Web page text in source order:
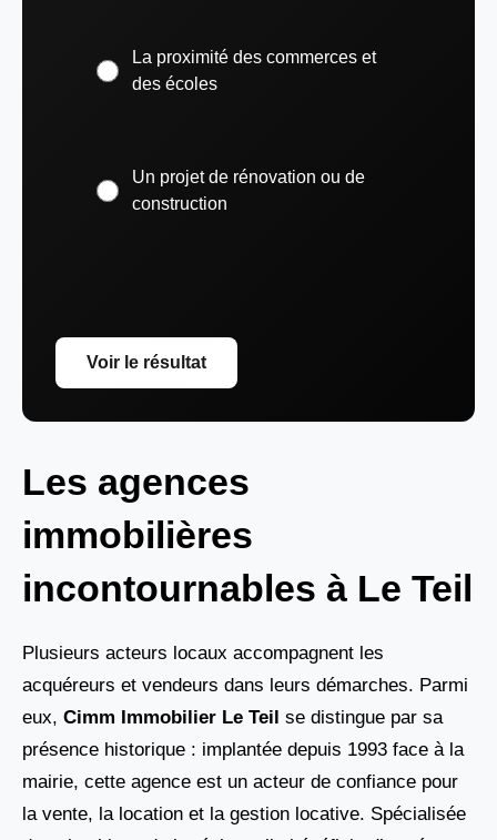
La proximité des commerces et
des écoles
Un projet de rénovation ou de
construction
Voir le résultat
Les agences
immobilières
incontournables à Le Teil
Plusieurs acteurs locaux accompagnent les
acquéreurs et vendeurs dans leurs démarches. Parmi
eux, Cimm Immobilier Le Teil se distingue par sa
présence historique : implantée depuis 1993 face à la
mairie, cette agence est un acteur de confiance pour
la vente, la location et la gestion locative. Spécialisée